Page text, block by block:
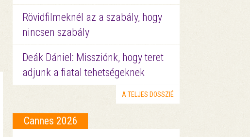
Rövidfilmeknél az a szabály, hogy
nincsen szabály
Deák Dániel: Missziónk, hogy teret
adjunk a fiatal tehetségeknek
A TELJES DOSSZIÉ
Cannes 2026